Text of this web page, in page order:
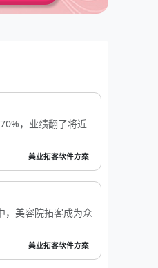
，业绩翻了将近
美业拓客软件方案
，美容院拓客成为众
美业拓客软件方案